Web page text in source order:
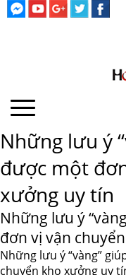
Những lưu ý
được một
xưởng uy tín
Những lưu ý
đơn vị vận
Những lưu ý “vàng”
chuyển kho xưởng uy